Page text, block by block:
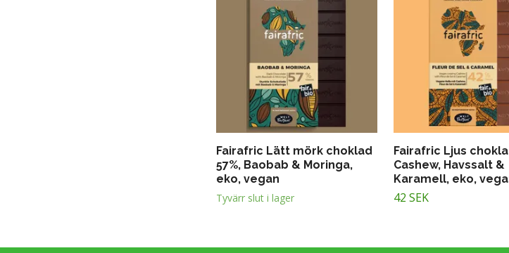
Fairafric Lätt mörk choklad
57%, Baobab & Moringa,
eko, vegan
Tyvärr slut i lager
Fairafric Ljus
Cashew, Havssalt &
Karamell, eko,
42 SEK